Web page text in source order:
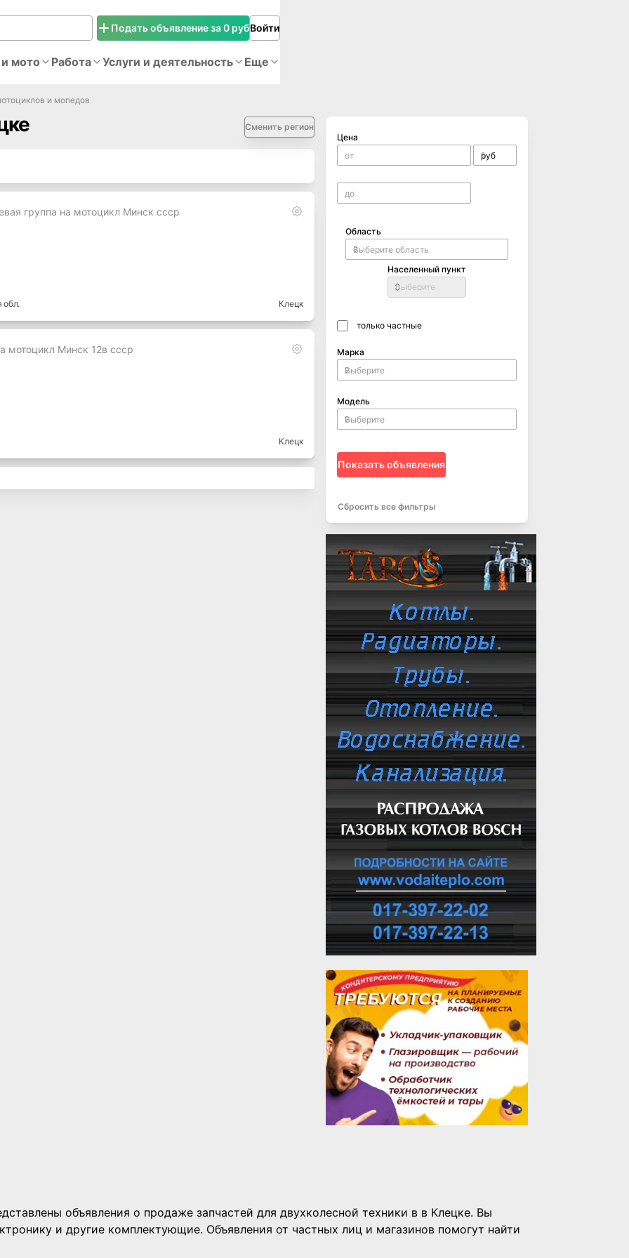
Подать объявление за 0 рубВойти
мото Работа Услуги и деятельность Еще
и мопедов
Сменить регион
группа на мотоцикл Минск ссср
обл. Клецк
мотоцикл Минск 12в ссср
Клецк
Цена
Область
Населенный пункт
Выберите
только частные
Марка
Модель
Показать объявления
Сбросить все фильтры
объявления о продаже запчастей для двухколесной техники в в Клецке. Вы
и другие комплектующие. Объявления от частных лиц и магазинов помогут найти